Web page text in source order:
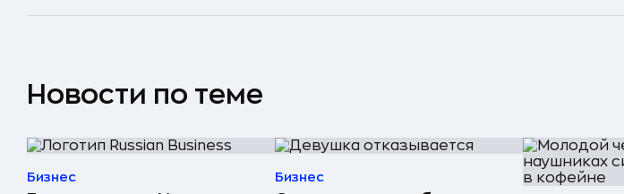
Новости по теме
Бизнес Бизнес